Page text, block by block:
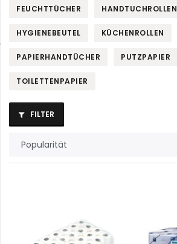
FEUCHTTÜCHER HANDTUCHROLLEN
HYGIENEBEUTEL KÜCHENROLLEN
PAPIERHANDTÜCHER PUTZPAPIER
TOILETTENPAPIER
FILTER